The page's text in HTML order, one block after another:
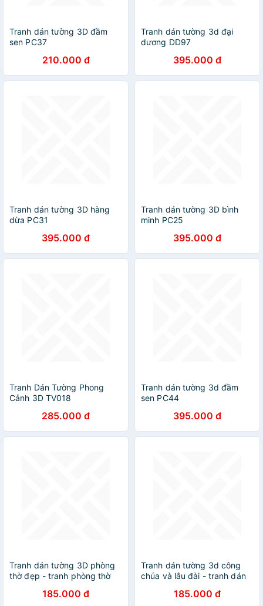
Tranh dán tường 3D đầm
sen PC37
210.000 đ
Tranh dán tường 3d đại
dương DD97
395.000 đ
Tranh dán tường 3D hàng
dừa PC31
395.000 đ
Tranh dán tường 3D bình
minh PC25
395.000 đ
Tranh Dán Tường Phong
Cảnh 3D TV018
285.000 đ
Tranh dán tường 3d đầm
sen PC44
395.000 đ
Tranh dán tường 3D phòng
thờ đẹp - tranh phòng thờ
185.000 đ
Tranh dán tường 3d công
chúa và lâu đài - tranh dán
185.000 đ